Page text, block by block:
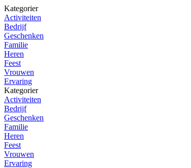
Kategorier
Activiteiten
Bedrijf
Geschenken
Familie
Heren
Feest
Vrouwen
Ervaring
Kategorier
Activiteiten
Bedrijf
Geschenken
Familie
Heren
Feest
Vrouwen
Ervaring